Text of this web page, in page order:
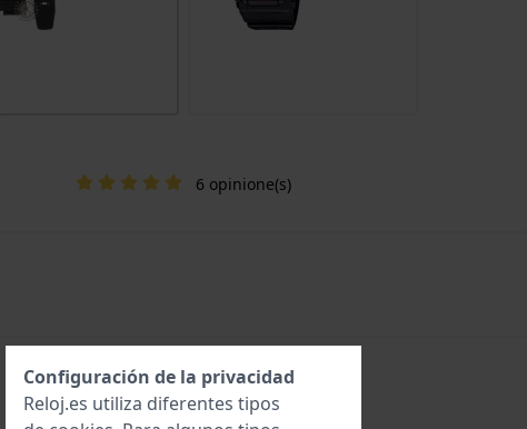
6 opinione(s)
Configuración de la privacidad
Reloj.es utiliza diferentes tipos